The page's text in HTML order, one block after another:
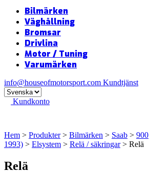
Bilmärken
Väghållning
Bromsar
Drivlina
Motor / Tuning
Varumärken
info@houseofmotorsport.com Kundtjänst
Kundkonto
Hem > Produkter> Bilmärken > Saab > 900
1993) > Elsystem > Relä / säkringar> Relä
Relä